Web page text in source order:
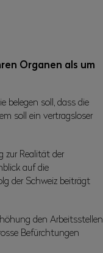
Organen als um
belegen soll, dass die
soll ein vertragsloser
zur Realität der
auf die
der Schweiz beiträgt
den Arbeitsstellen
Befürchtungen